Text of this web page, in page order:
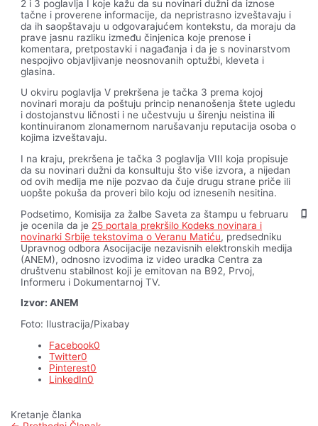
2 i 3 poglavlja I koje kažu da su novinari dužni da iznose
tačne i proverene informacije, da nepristrasno izveštavaju i
da ih saopštavaju u odgovarajućem kontekstu, da moraju da
prave jasnu razliku između činjenica koje prenose i
komentara, pretpostavki i nagađanja i da je s novinarstvom
nespojivo objavljivanje neosnovanih optužbi, kleveta i
glasina.
U okviru poglavlja V prekršena je tačka 3 prema kojoj
novinari moraju da poštuju princip nenanošenja štete ugledu
i dostojanstvu ličnosti i ne učestvuju u širenju neistina ili
kontinuiranom zlonamernom narušavanju reputacija osoba o
kojima izveštavaju.
I na kraju, prekršena je tačka 3 poglavlja VIII koja propisuje
da su novinari dužni da konsultuju što više izvora, a nijedan
od ovih medija me nije pozvao da čuje drugu strane priče ili
uopšte pokuša da proveri bilo koju od iznesenih nesitina.
Podsetimo, Komisija za žalbe Saveta za štampu u februaru
je ocenila da je 25 portala prekršilo Kodeks novinara i
novinarki Srbije tekstovima o Veranu Matiću, predsedniku
Upravnog odbora Asocijacije nezavisnih elektronskih medija
(ANEM), odnosno izvodima iz video uradka Centra za
društvenu stabilnost koji je emitovan na B92, Prvoj,
Informeru i Dokumentarnoj TV.
Izvor: ANEM
Foto: Ilustracija/Pixabay
Facebook0
Twitter0
Pinterest0
LinkedIn0
Kretanje članka